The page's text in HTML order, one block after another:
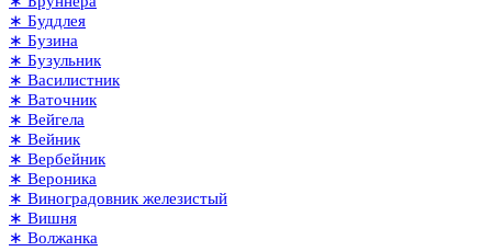
∗ Буддлея
∗ Бузина
∗ Бузульник
∗ Василистник
∗ Ваточник
∗ Вейгела
∗ Вейник
∗ Вербейник
∗ Вероника
∗ Виноградовник железистый
∗ Вишня
∗ Волжанка